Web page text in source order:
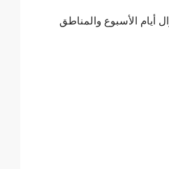
أيام الأسبوع والمناطق